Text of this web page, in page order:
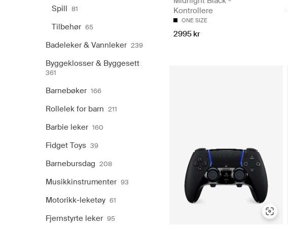
Spill 81
Tilbehør 65
Badeleker & Vannleker 239
Byggeklosser & Byggesett
361
Barnebøker 166
Rollelek for barn 211
Barbie leker 160
Fidget Toys 39
Barnebursdag 208
Musikkinstrumenter 93
Motorikk-leketøy 61
Fjernstyrte leker 95
Kontrollere
ONE SIZE
2995 kr